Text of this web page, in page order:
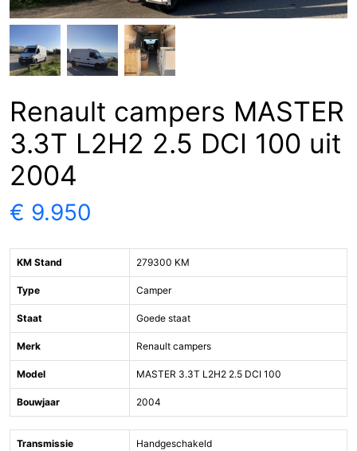
Renault campers MASTER
3.3T L2H2 2.5 DCI 100 uit
2004
€ 9.950
KM Stand 279300 KM
Type Camper
Staat Goede staat
Merk Renault campers
Model MASTER 3.3T L2H2 2.5 DCI 100
Bouwjaar 2004
Transmissie Handgeschakeld